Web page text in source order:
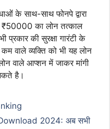
के साथ-साथ फोनपे द्वारा
का लोन तत्काल
प्रकार की सुरक्षा गारंटी के
वाले व्यक्ति को भी यह लोन
वाले आप्शन में जाकर मांगी
है।
2024: अब सभी